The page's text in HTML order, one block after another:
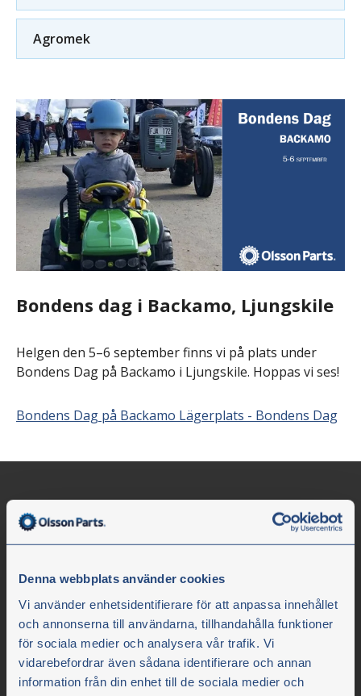
Denna webbplats använder cookies
Vi använder enhetsidentifierare för att anpassa innehållet
och annonserna till användarna, tillhandahålla funktioner
för sociala medier och analysera vår trafik. Vi
vidarebefordrar även sådana identifierare och annan
information från din enhet till de sociala medier och
Agromek
Bondens dag i Backamo, Ljungskile
Helgen den 5–6 september finns vi på plats under
Bondens Dag på Backamo i Ljungskile. Hoppas vi ses!
Bondens Dag på Backamo Lägerplats - Bondens Dag
Olssons i Ellös
Olssons i Ellös AB